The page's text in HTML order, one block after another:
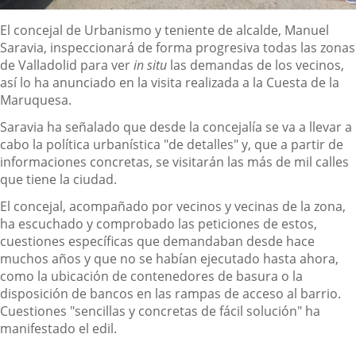
Descripción
El concejal de Urbanismo y teniente de alcalde, Manuel
Saravia, inspeccionará de forma progresiva todas las zonas
de Valladolid para verin situ las demandas de los vecinos,
así lo ha anunciado en la visita realizada a la Cuesta de la
Maruquesa.
Saravia ha señalado que desde la concejalía se va a llevar a
cabo la política urbanística "de detalles" y, que a partir de
informaciones concretas, se visitarán las más de mil calles
que tiene la ciudad.
El concejal, acompañado por vecinos y vecinas de la zona,
ha escuchado y comprobado las peticiones de estos,
cuestiones específicas que demandaban desde hace
muchos años y que no se habían ejecutado hasta ahora,
como la ubicación de contenedores de basura o la
disposición de bancos en las rampas de acceso al barrio.
Cuestiones "sencillas y concretas de fácil solución" ha
manifestado el edil.